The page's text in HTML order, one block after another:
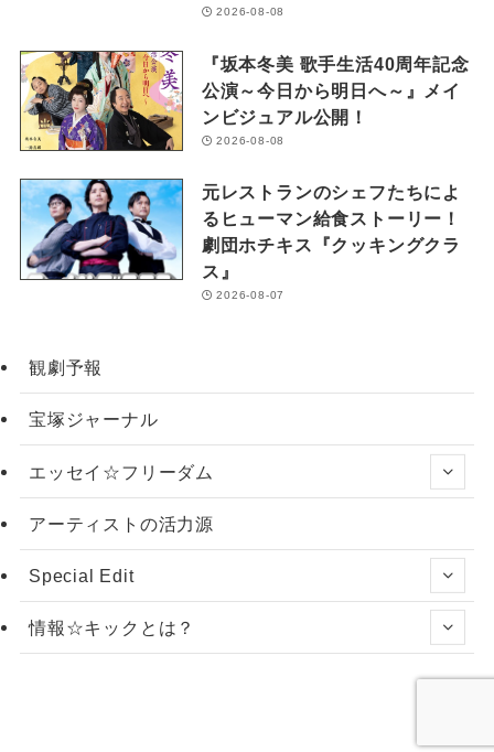
2026-08-08
『坂本冬美 歌手生活40周年記念
公演～今日から明日へ～』メイ
ンビジュアル公開！
2026-08-08
元レストランのシェフたちによ
るヒューマン給食ストーリー！
劇団ホチキス『クッキングクラ
ス』
2026-08-07
観劇予報
宝塚ジャーナル
エッセイ☆フリーダム
アーティストの活力源
Special Edit
情報☆キックとは？